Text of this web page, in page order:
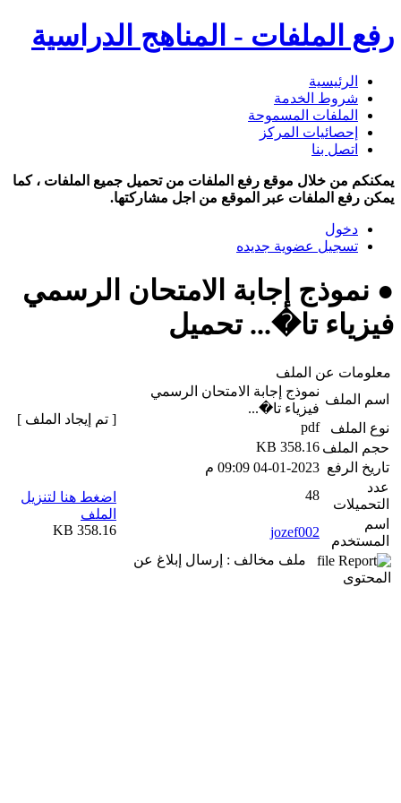
رفع الملفات - المناهج الدراسية
الرئيسية
شروط الخدمة
الملفات المسموحة
إحصائيات المركز
اتصل بنا
يمكنكم من خلال موقع رفع الملفات من تحميل جميع الملفات ، كما
يمكن رفع الملفات عبر الموقع من اجل مشاركتها.
دخول
تسجيل عضوية جديده
● نموذج إجابة الامتحان الرسمي
فيزياء تا�... تحميل
معلومات عن الملف
اسم الملف
نموذج إجابة الامتحان الرسمي
فيزياء تا�...
نوع الملف
pdf
حجم الملف 358.16 KB
تاريخ الرفع 04-01-2023 09:09 م
عدد
التحميلات
48
اسم
المستخدم
jozef002
ملف مخالف : إرسال إبلاغ عن
المحتوى
[ تم إيجاد الملف ]
اضغط هنا لتنزيل
الملف
358.16 KB